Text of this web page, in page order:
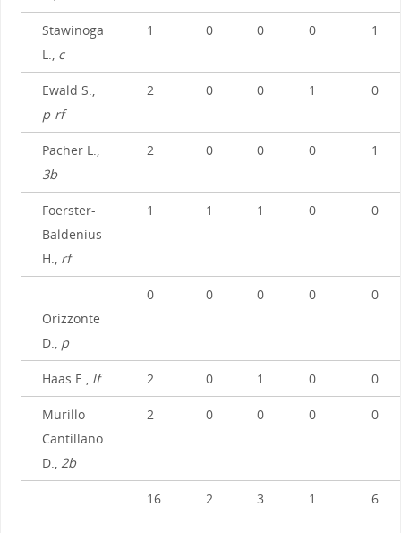
Stawinoga
L., c
1 0 0 0 1
Ewald S.,
p-rf
2 0 0 1 0
Pacher L.,
3b
2 0 0 0 1
Foerster-
Baldenius
H., rf
1 1 1 0 0
Orizzonte
D., p
0 0 0 0 0
Haas E., lf 2 0 1 0 0
Murillo
Cantillano
D., 2b
2 0 0 0 0
16 2 3 1 6